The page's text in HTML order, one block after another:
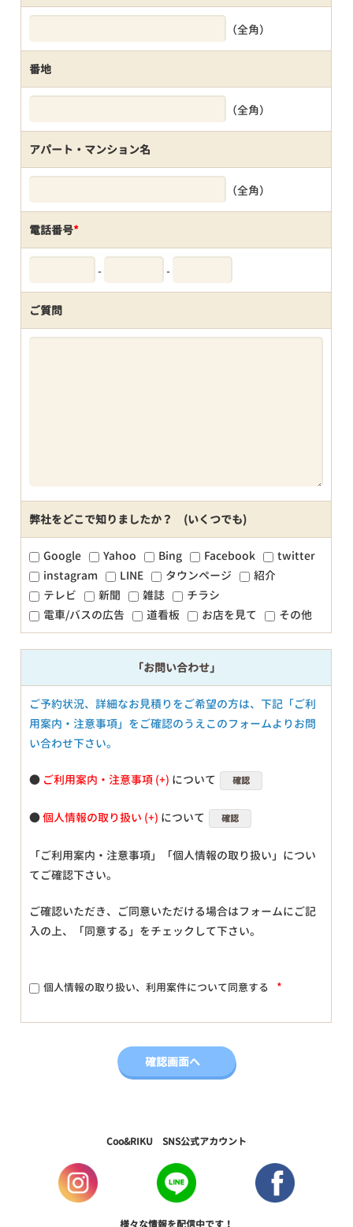
（全角）
番地
（全角）
アパート・マンション名
（全角）
電話番号*
- -
ご質問
弊社をどこで知りましたか？ (いくつでも)
Google Yahoo Bing Facebook
twitter
instagram
LINE タウンページ
紹介
テレビ
新聞 雑誌
チラシ
電車/バスの広告
道看板 お店を見て その他
「お問い合わせ」
ご予約状況、詳細なお見積りをご希望の方は、下記「ご利
用案内・注意事項」をご確認のうえこのフォームよりお問
い合わせ下さい。
● ご利用案内・注意事項 について 確認
●個人情報の取り扱い について 確認
「ご利用案内・注意事項」「個人情報の取り扱い」につい
てご確認下さい。
ご確認いただき、ご同意いただける場合はフォームにご記
入の上、「同意する」をチェックして下さい。
個人情報の取り扱い、利用案件について同意する *
Coo&RIKU SNS公式アカウント
様々な情報を配信中です！